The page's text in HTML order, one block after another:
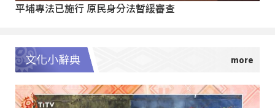
平埔專法已施行 原民身分法暫緩審查
文化小辭典